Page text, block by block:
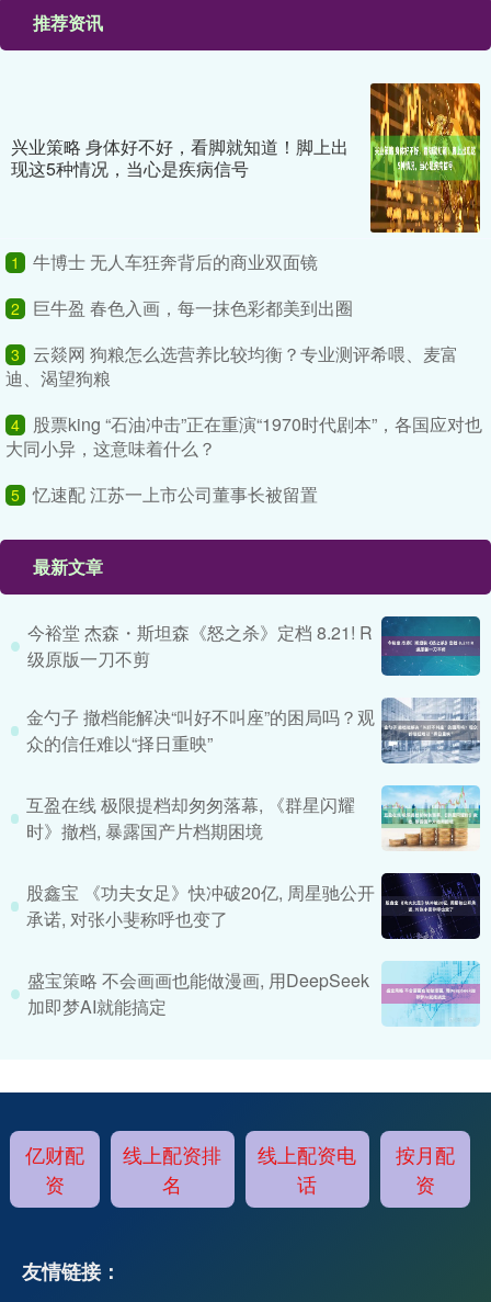
推荐资讯
兴业策略 身体好不好，看脚就知道！脚上出
现这5种情况，当心是疾病信号
1 牛博士 无人车狂奔背后的商业双面镜
2 巨牛盈 春色入画，每一抹色彩都美到出圈
3
云燚网 狗粮怎么选营养比较均衡？专业测评希喂、麦富
迪、渴望狗粮
4
股票king “石油冲击”正在重演“1970时代剧本”，各国应对也
大同小异，这意味着什么？
5 忆速配 江苏一上市公司董事长被留置
最新文章
今裕堂 杰森・斯坦森《怒之杀》定档 8.21! R
级原版一刀不剪
金勺子 撤档能解决“叫好不叫座”的困局吗？观
众的信任难以“择日重映”
互盈在线 极限提档却匆匆落幕, 《群星闪耀
时》撤档, 暴露国产片档期困境
股鑫宝 《功夫女足》快冲破20亿, 周星驰公开
承诺, 对张小斐称呼也变了
盛宝策略 不会画画也能做漫画, 用DeepSeek
加即梦AI就能搞定
亿财配
资
线上配资排
名
线上配资电
话
按月配
资
友情链接：